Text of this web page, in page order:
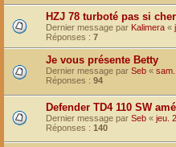
HZJ 78 turboté pas si cher
Dernier message par Kalimera «
Réponses : 7
Je vous présente Betty
Dernier message par Seb «
Réponses : 94
Defender TD4 110 SW
Dernier message par Seb « jeu.
Réponses : 140